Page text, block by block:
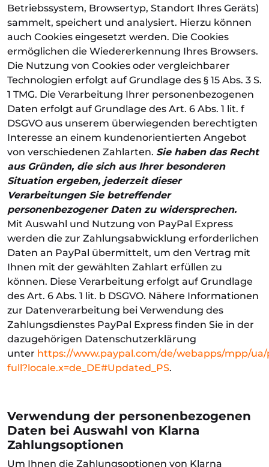
Betriebssystem, Browsertyp, Standort Ihres Geräts)
sammelt, speichert und analysiert. Hierzu können
auch Cookies eingesetzt werden. Die Cookies
ermöglichen die Wiedererkennung Ihres Browsers.
Die Nutzung von Cookies oder vergleichbarer
Technologien erfolgt auf Grundlage des § 15 Abs. 3 S.
1 TMG. Die Verarbeitung Ihrer personenbezogenen
Daten erfolgt auf Grundlage des Art. 6 Abs. 1 lit. f
DSGVO aus unserem überwiegenden berechtigten
Interesse an einem kundenorientierten Angebot
von verschiedenen Zahlarten. Sie haben das Recht
aus Gründen, die sich aus Ihrer besonderen
Situation ergeben, jederzeit dieser
Verarbeitungen Sie betreffender
personenbezogener Daten zu widersprechen.
Mit Auswahl und Nutzung von PayPal Express
werden die zur Zahlungsabwicklung erforderlichen
Daten an PayPal übermittelt, um den Vertrag mit
Ihnen mit der gewählten Zahlart erfüllen zu
können. Diese Verarbeitung erfolgt auf Grundlage
des Art. 6 Abs. 1 lit. b DSGVO. Nähere Informationen
zur Datenverarbeitung bei Verwendung des
Zahlungsdienstes PayPal Express finden Sie in der
dazugehörigen Datenschutzerklärung
unter https://www.paypal.com/de/webapps/mpp/ua/
full?locale.x=de_DE#Updated_PS.
Verwendung der personenbezogenen
Daten bei Auswahl von Klarna
Zahlungsoptionen
Um Ihnen die Zahlungsoptionen von Klarna